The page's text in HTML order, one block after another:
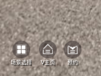
场景选择 V主页 预约